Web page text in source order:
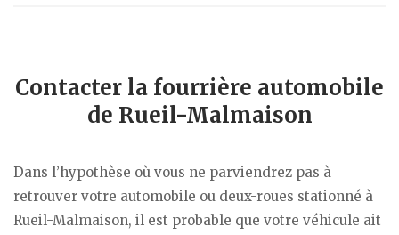
Contacter la fourrière automobile
de Rueil-Malmaison
Dans l’hypothèse où vous ne parviendrez pas à
retrouver votre automobile ou deux-roues stationné à
Rueil-Malmaison, il est probable que votre véhicule ait